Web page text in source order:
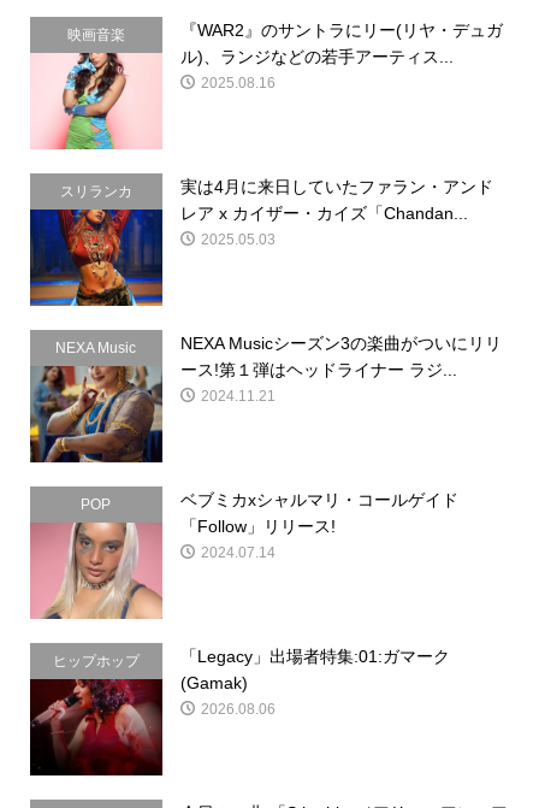
映画音楽
『WAR2』のサントラにリー(リヤ・デュガ
ル)、ランジなどの若手アーティス...
2025.08.16
スリランカ
実は4月に来日していたファラン・アンド
レア x カイザー・カイズ「Chandan...
2025.05.03
NEXA Music
NEXA Musicシーズン3の楽曲がついにリリ
ース!第１弾はヘッドライナー ラジ...
2024.11.21
POP
ベブミカxシャルマリ・コールゲイド
「Follow」リリース!
2024.07.14
ヒップホップ
「Legacy」出場者特集:01:ガマーク
(Gamak)
2026.08.06